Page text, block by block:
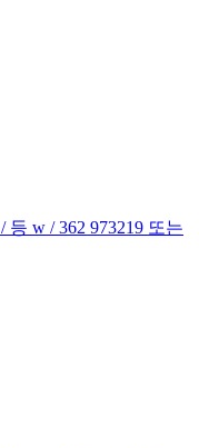
등 w / 362 973219 또는